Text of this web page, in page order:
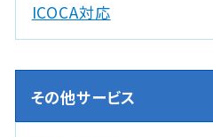
ICOCA対応
その他サービス